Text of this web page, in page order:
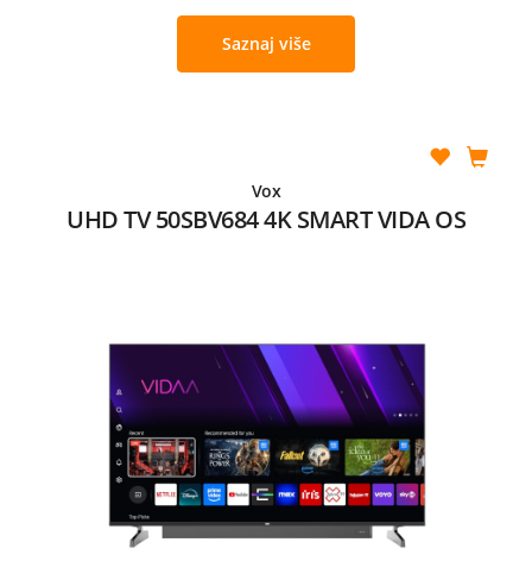
Saznaj više
Vox
UHD TV 50SBV684 4K SMART VIDA OS